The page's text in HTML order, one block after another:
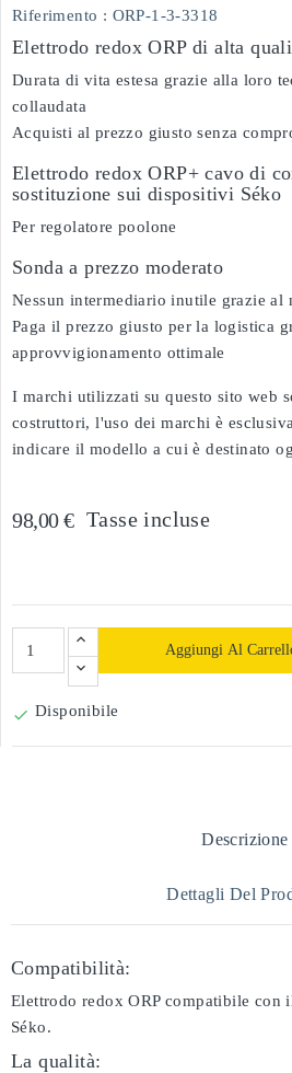
Riferimento : ORP-1-3-3318
Elettrodo redox ORP di alta
Durata di vita estesa grazie alla loro
collaudata
Acquisti al prezzo giusto senza
Elettrodo redox ORP+ cavo di
sostituzione sui dispositivi Séko
Per regolatore poolone
Sonda a prezzo moderato
Nessun intermediario inutile grazie al
Paga il prezzo giusto per la logistica
approvvigionamento ottimale
I marchi utilizzati su questo sito web
costruttori, l'uso dei marchi è
indicare il modello a cui è destinato
98,00 € Tasse incluse
Aggiungi Al
 Disponibile
Descrizione
Dettagli Del
Compatibilità:
Elettrodo redox ORP compatibile con
Séko.
La qualità: